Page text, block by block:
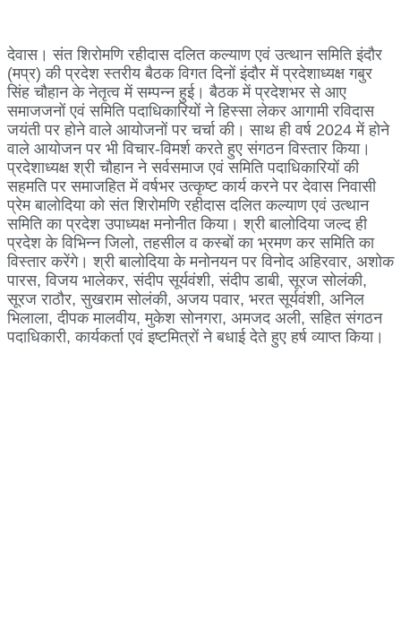
देवास। संत शिरोमणि रहीदास दलित कल्याण एवं उत्थान समिति इंदौर
(मप्र) की प्रदेश स्तरीय बैठक विगत दिनों इंदौर में प्रदेशाध्यक्ष गबुर
सिंह चौहान के नेतृत्व में सम्पन्न हुई। बैठक में प्रदेशभर से आए
समाजजनों एवं समिति पदाधिकारियों ने हिस्सा लेकर आगामी रविदास
जयंती पर होने वाले आयोजनों पर चर्चा की। साथ ही वर्ष 2024 में होने
वाले आयोजन पर भी विचार-विमर्श करते हुए संगठन विस्तार किया।
प्रदेशाध्यक्ष श्री चौहान ने सर्वसमाज एवं समिति पदाधिकारियों की
सहमति पर समाजहित में वर्षभर उत्कृष्ट कार्य करने पर देवास निवासी
प्रेम बालोदिया को संत शिरोमणि रहीदास दलित कल्याण एवं उत्थान
समिति का प्रदेश उपाध्यक्ष मनोनीत किया। श्री बालोदिया जल्द ही
प्रदेश के विभिन्न जिलो, तहसील व कस्बों का भ्रमण कर समिति का
विस्तार करेंगे। श्री बालोदिया के मनोनयन पर विनोद अहिरवार, अशोक
पारस, विजय भालेकर, संदीप सूर्यवंशी, संदीप डाबी, सूरज सोलंकी,
सूरज राठौर, सुखराम सोलंकी, अजय पवार, भरत सूर्यवंशी, अनिल
भिलाला, दीपक मालवीय, मुकेश सोनगरा, अमजद अली, सहित संगठन
पदाधिकारी, कार्यकर्ता एवं इष्टमित्रों ने बधाई देते हुए हर्ष व्याप्त किया।